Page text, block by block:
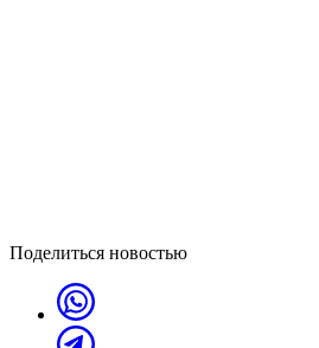
Поделиться новостью